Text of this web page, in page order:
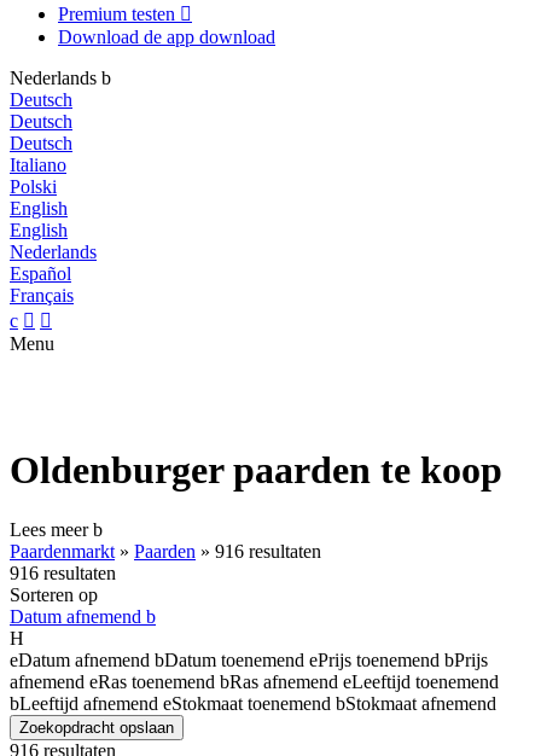
Premium testen 
Download de app download
Nederlands b
Deutsch
Deutsch
Deutsch
Italiano
Polski
English
English
Nederlands
Español
Français
c  
Menu
Oldenburger paarden te koop
Lees meerb
Paardenmarkt » Paarden » 916 resultaten
916 resultaten
Sorteren op
Datum afnemend b
H
eDatum afnemend bDatum toenemend ePrijs toenemend bPrijs
afnemend eRas toenemend bRas afnemend eLeeftijd toenemend
bLeeftijd afnemend eStokmaat toenemend bStokmaat afnemend
Zoekopdracht opslaan
916 resultaten